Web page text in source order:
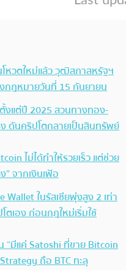
โหวตใหม่แล้ว วุฒิสภาสหรัฐฯ
กฎหมายวันที่ 15 กันยายน
งแต่ปี 2025 สวนทางทอง-
ดันคริปโตกลายเป็นสินทรัพย์
ไม่ได้ทำให้รวยเร็ว แต่ช่วย
จากเงินเฟ้อ
Wallet ในรัสเซียพุ่งสูง 2 เท่า
เอง ก่อนกฎใหม่เริ่มใช้
“มีแค่ Satoshi ที่ขาย Bitcoin
ถือ BTC ทะลุ